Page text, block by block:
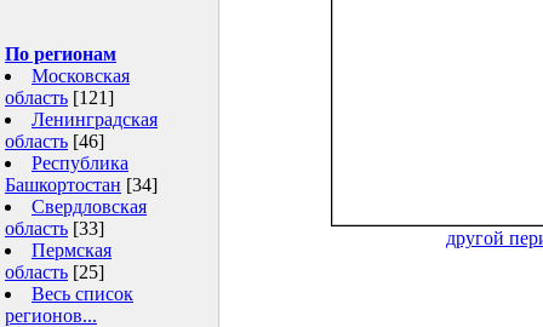
По регионам
Московская
область [121]
Ленинградская
область [46]
Республика
Башкортостан [34]
Свердловская
область [33]
Пермская
область [25]
Весь список
регионов...
другой